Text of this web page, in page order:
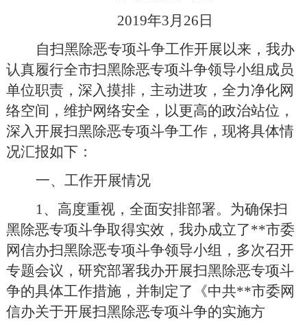
2019年3月26日
自扫黑除恶专项斗争工作开展以来，我办
认真履行全市扫黑除恶专项斗争领导小组成员
单位职责，深入摸排，主动进攻， 全力净化网
络空间，维护网络安全，以更高的政治站位，
深入开展扫黑除恶专项斗争工作，现将具体情
况汇报如下：
一、工作开展情况
1、高度重视，全面安排部署。 为确保扫
黑除恶专项斗争取得实效，我办成立了**市委
网信办扫黑除恶专项斗争领导小组， 多次召开
专题会议，研究部署我办开展扫黑除恶专项斗
争的具体工作措施， 并制定了《中共**市委网
信办关于开展扫黑除恶专项斗争的实施方